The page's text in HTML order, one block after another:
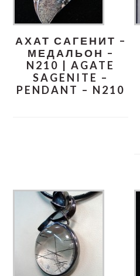
АХАТ САГЕНИТ –
МЕДАЛЬОН –
N210 | AGATE
SAGENITE –
PENDANT – N210